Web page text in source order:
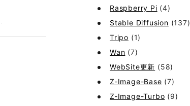
Raspberry Pi (4)
Stable Diffusion (137)
Tripo (1)
Wan (7)
WebSite更新 (58)
Z-Image-Base (7)
Z-Image-Turbo (9)